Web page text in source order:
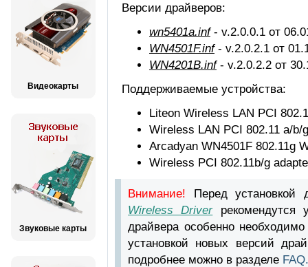
Видеокарты
Звуковые карты
Версии драйверов:
wn5401a.inf- v.2.0.0.1 от
WN4501F.inf- v.2.0.2.1 от
WN4201B.inf- v.2.0.2.2 от
Поддерживаемые устройства:
Liteon Wireless LAN PCI
Wireless LAN PCI 802.11 a/b/
Arcadyan WN4501F 802.11g
Wireless PCI 802.11b/g
Внимание! Перед установкой
Wireless Driverрекомендутся
драйвера особенно
установкой новых версий
подробнее можно в разделе FAQ.